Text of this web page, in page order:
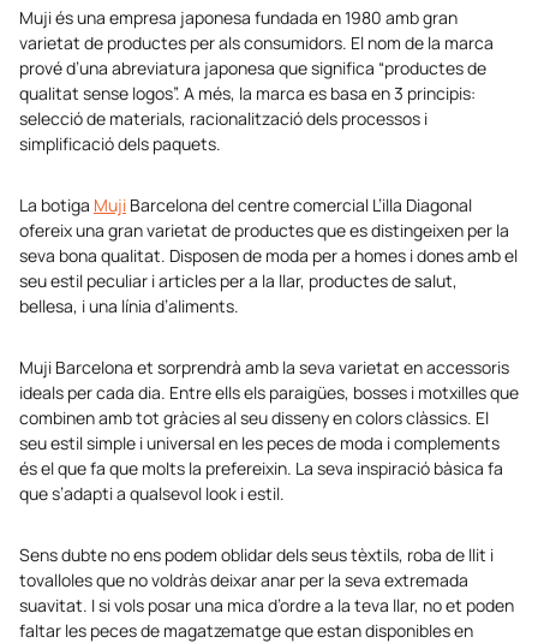
Muji és una empresa japonesa fundada en 1980 amb gran
varietat de productes per als consumidors. El nom de la marca
prové d’una abreviatura japonesa que significa “productes de
qualitat sense logos”. A més, la marca es basa en 3 principis:
selecció de materials, racionalització dels processos i
simplificació dels paquets.
La botiga Muji Barcelona del centre comercial L’illa Diagonal
ofereix una gran varietat de productes que es distingeixen per la
seva bona qualitat. Disposen de moda per a homes i dones amb el
seu estil peculiar i articles per a la llar, productes de salut,
bellesa, i una línia d’aliments.
Muji Barcelona et sorprendrà amb la seva varietat en accessoris
ideals per cada dia. Entre ells els paraigües, bosses i motxilles que
combinen amb tot gràcies al seu disseny en colors clàssics. El
seu estil simple i universal en les peces de moda i complements
és el que fa que molts la prefereixin. La seva inspiració bàsica fa
que s’adapti a qualsevol look i estil.
Sens dubte no ens podem oblidar dels seus tèxtils, roba de llit i
tovalloles que no voldràs deixar anar per la seva extremada
suavitat. I si vols posar una mica d’ordre a la teva llar, no et poden
faltar les peces de magatzematge que estan disponibles en